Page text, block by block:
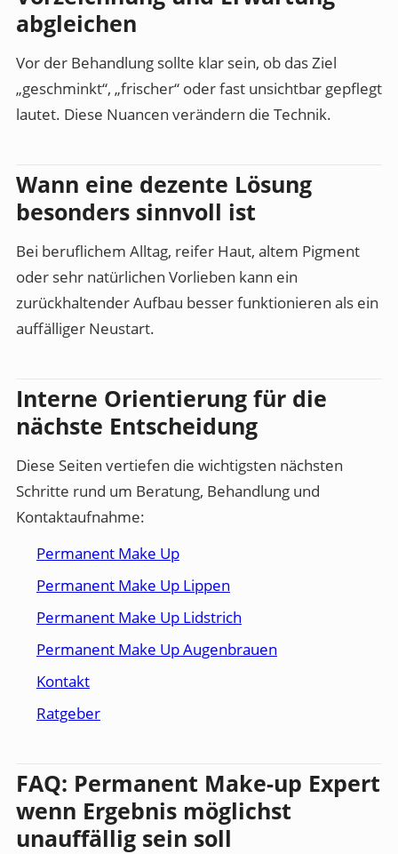
abgleichen
Vor der Behandlung sollte klar sein, ob das Ziel
„geschminkt“, „frischer“ oder fast unsichtbar gepflegt
lautet. Diese Nuancen verändern die Technik.
Wann eine dezente Lösung
besonders sinnvoll ist
Bei beruflichem Alltag, reifer Haut, altem Pigment
oder sehr natürlichen Vorlieben kann ein
zurückhaltender Aufbau besser funktionieren als ein
auffälliger Neustart.
Interne Orientierung für die
nächste Entscheidung
Diese Seiten vertiefen die wichtigsten nächsten
Schritte rund um Beratung, Behandlung und
Kontaktaufnahme:
Permanent Make Up
Permanent Make Up Lippen
Permanent Make Up Lidstrich
Permanent Make Up Augenbrauen
Kontakt
Ratgeber
FAQ: Permanent Make-up Expert
wenn Ergebnis möglichst
unauffällig sein soll